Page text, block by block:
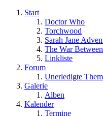
Start
Doctor Who
Torchwood
Sarah Jane
The War
Linkliste
Forum
Unerledigte
Galerie
Alben
Kalender
Termine